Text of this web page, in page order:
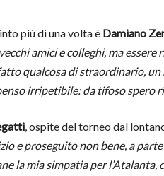
più di una volta è Damiano
amici e colleghi, ma
qualcosa di straordinario,
irripetibile: da tifoso
, ospite del torneo dal
e proseguito non bene, a
la mia simpatia per